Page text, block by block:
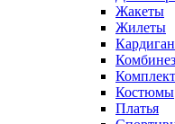
Жакеты
Жилеты
Костюмы
Платья